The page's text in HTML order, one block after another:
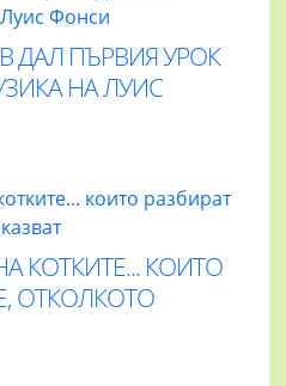
ДАЛ ПЪРВИЯ УРОК
НА ЛУИС
КОТКИТЕ... КОИТО
ОТКОЛКОТО